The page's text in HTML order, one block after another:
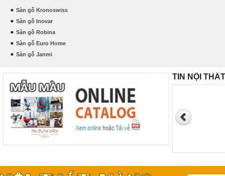
Sàn gỗ Kronoswiss
Sàn gỗ Inovar
Sàn gỗ Robina
Sàn gỗ Euro Home
Sàn gỗ Janmi
TIN NỘI